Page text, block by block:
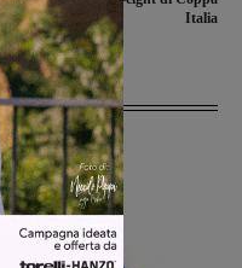
Italia